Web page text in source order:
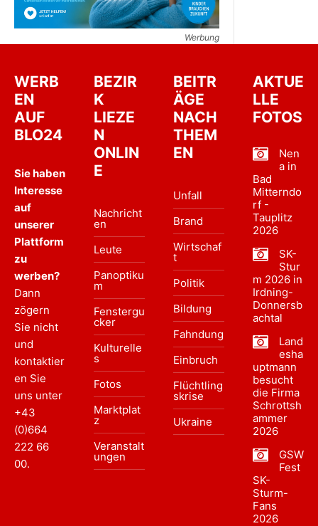
Werbung
WERB
EN
AUF
BLO24
Sie haben
Interesse
auf
unserer
Plattform
zu
werben?
Dann
zögern
Sie nicht
und
kontaktier
en Sie
uns unter
+43
(0)664
222 66
00.
BEZIR
K
LIEZE
N
ONLIN
E
Nachricht
en
Leute
Panoptiku
m
Fenstergu
cker
Kulturelle
s
Fotos
Marktplat
z
Veranstalt
ungen
BEITR
ÄGE
NACH
THEM
EN
Unfall
Brand
Wirtschaf
t
Politik
Bildung
Fahndung
Einbruch
Flüchtling
skrise
Ukraine
AKTUE
LLE
FOTOS
Nen
a in
Bad
Mitterndo
rf -
Tauplitz
2026
SK-
Stur
m 2026 in
Irdning-
Donnersb
achtal
Land
esha
uptmann
besucht
die Firma
Schrottsh
ammer
2026
GSW
Fest
SK-
Sturm-
Fans
2026